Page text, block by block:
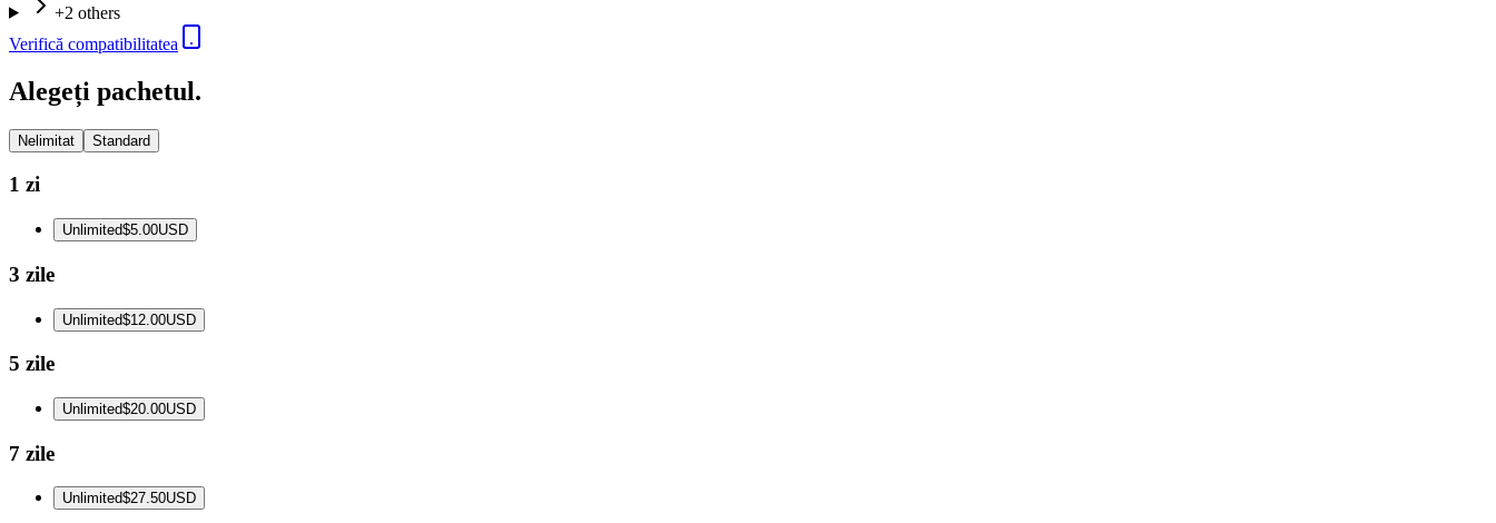
+2 others
Verifică compatibilitatea
Alegeți pachetul.
Nelimitat Standard
1 zi
Unlimited$5.00USD
3 zile
Unlimited$12.00USD
5 zile
Unlimited$20.00USD
7 zile
Unlimited$27.50USD